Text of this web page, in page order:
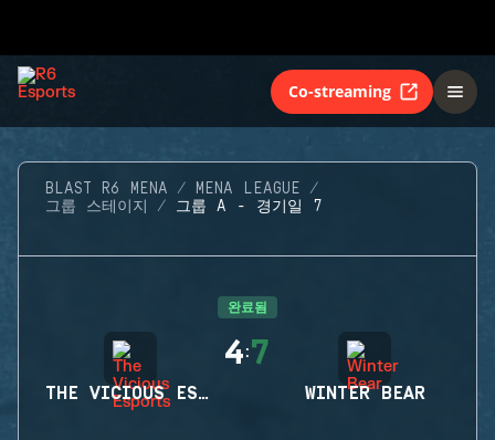
Co-streaming
BLAST R6 MENA
MENA LEAGUE
그룹 스테이지
그룹 A - 경기일 7
완료됨
THE VICIOUS ESPORTS
4:7
WINTER BEAR